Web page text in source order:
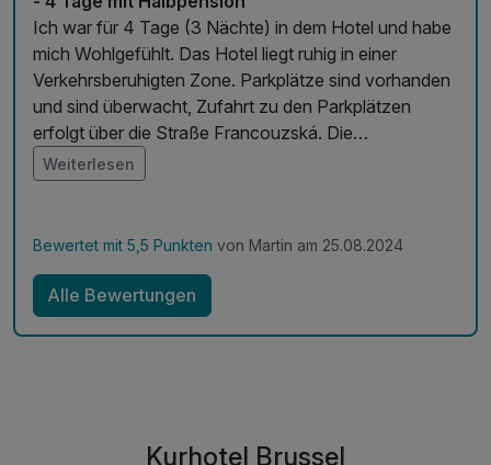
Ich war für 4 Tage (3 Nächte) in dem Hotel und habe
mich Wohlgefühlt. Das Hotel liegt ruhig in einer
Verkehrsberuhigten Zone. Parkplätze sind vorhanden
und sind überwacht, Zufahrt zu den Parkplätzen
erfolgt über die Straße Francouzská. Die
Kuranwendungen waren angenehm und es wurde
immer gefragt ob alles in Ordnung ist. Pool hatte ich
war gut und ausreichend. Personal immer freundlich.
Weiterlesen
Bewertet mit 5,5 Punkten von Martin am 25.08.2024
Alle Bewertungen
Kurhotel Brussel